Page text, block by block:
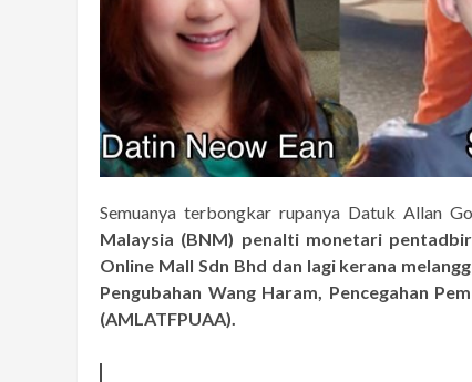
Semuanya terbongkar rupanya Datuk Allan
Malaysia (BNM) penalti monetari
Online Mall Sdn Bhd dan lagi kerana
Pengubahan Wang Haram, Pencegahan
(AMLATFPUAA).